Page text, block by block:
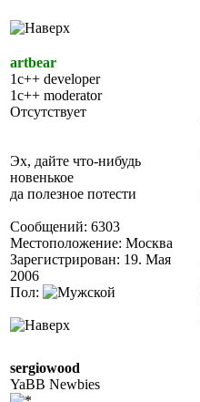
artbear
1c++ developer
1c++ moderator
Отсутствует
Эх, дайте что-нибудь
новенькое
да полезное потести
Сообщений: 6303
Местоположение: Москва
Зарегистрирован: 19. Мая
2006
Пол:
sergiowood
YaBB Newbies